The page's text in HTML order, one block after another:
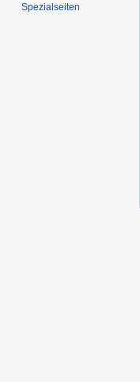
Spezialseiten